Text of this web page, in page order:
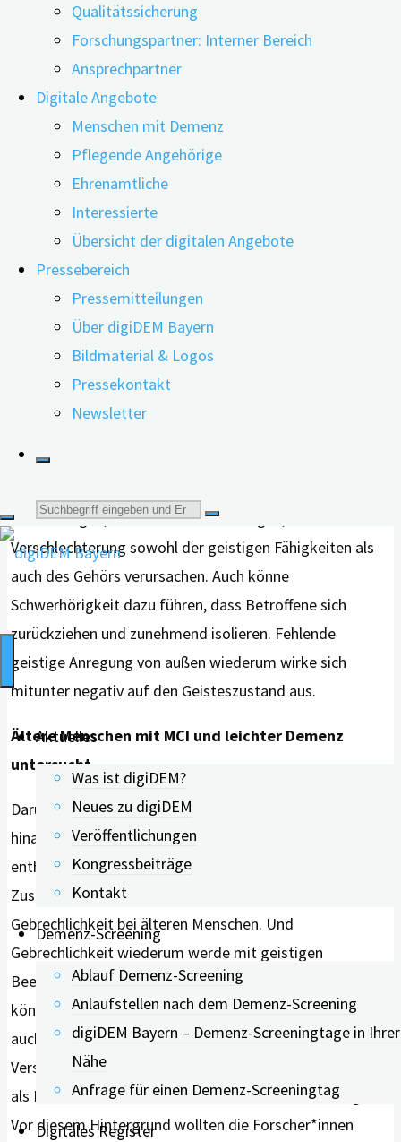
Qualitätssicherung
Forschungspartner: Interner Bereich
Ansprechpartner
Digitale Angebote
Menschen mit Demenz
Pflegende Angehörige
Ehrenamtliche
Interessierte
Übersicht der digitalen Angebote
Pressebereich
Pressemitteilungen
Über digiDEM Bayern
Bildmaterial & Logos
Pressekontakt
Newsletter
Suche
nach:
Aktuelles
Was ist digiDEM?
Neues zu digiDEM
Veröffentlichungen
Kongressbeiträge
Kontakt
Demenz-Screening
Ablauf Demenz-Screening
Anlaufstellen nach dem Demenz-Screening
digiDEM Bayern – Demenz-Screeningtage in Ihrer
Nähe
Anfrage für einen Demenz-Screeningtag
Digitales Register
Im Alter treten häufig mehrere Erkrankungen
gleichzeitig auf. Es kann zu einer Verschlechterung
der geistigen Fähigkeiten kommen, ebenso zu
Schwerhörigkeit und Gebrechlichkeit. Eine Studie
aus Japan hat nun den Zusammenhang zwischen
diesen drei altersbedingten Beeinträchtigungen
unter die Lupe genommen.
Frühere Studien hätten bereits einen Zusammenhang
zwischen Hörschädigungen und Demenz gefunden, so
Kolleg*innen. Die Autor*innen sehen dafür vor allem
Erkrankungen, also Gefäß-Erkrankungen, eine
Verschlechterung sowohl der geistigen Fähigkeiten als
auch des Gehörs verursachen. Auch könne
Schwerhörigkeit dazu führen, dass Betroffene sich
zurückziehen und zunehmend isolieren. Fehlende
geistige Anregung von außen wiederum wirke sich
mitunter negativ auf den Geisteszustand aus.
Ältere Menschen mit MCI und leichter Demenz
untersucht
Darüber
hinaus
enthalte die aktuelle Forschung auch Belege für einen
Zusammenhang zwischen Schwerhörigkeit und
Gebrechlichkeit bei älteren Menschen. Und
Gebrechlichkeit wiederum werde mit geistigen
Beeinträchtigungen in Verbindung gebracht. Daher
könnte für ältere Personen, die sowohl schwerhörig als
auch gebrechlich seien, das Risiko für eine
Verschlechterung der geistigen Fähigkeiten höher sein
als Personen mit nur einer der beiden Einschränkungen.
Vor diesem Hintergrund wollten die Forscher*innen